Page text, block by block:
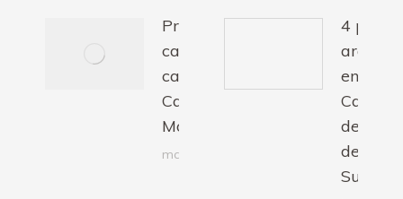
Primera
carrera del
campeonato
Catalán
Motocross
marzo 9, 2026
4
en el
de
de